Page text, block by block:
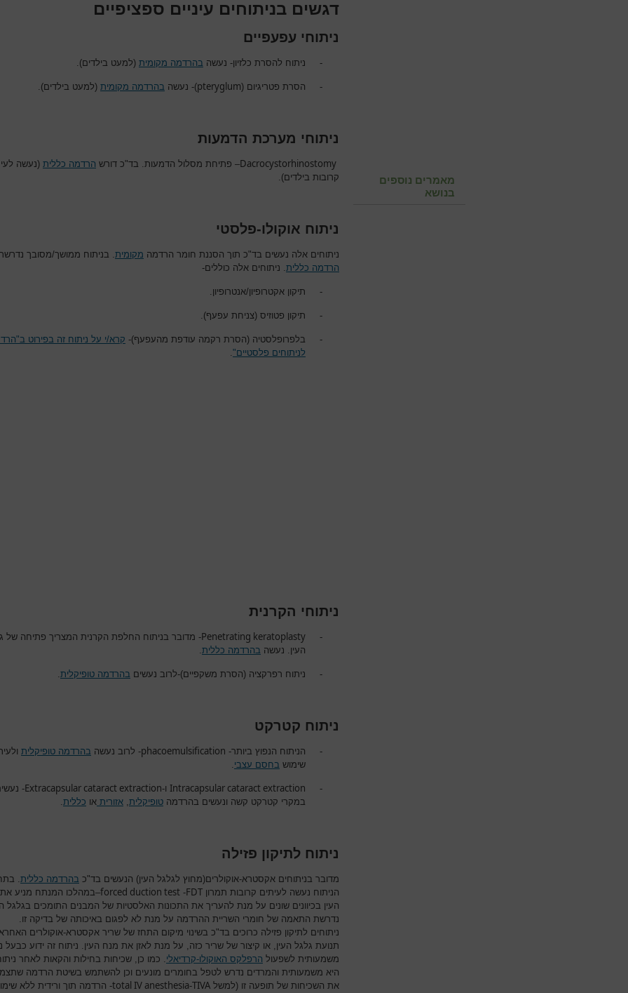
דגשים בניתוחים עיניים ספציפיים
ניתוחי עפעפיים
- ניתוח להסרת כלזיון- נעשה בהרדמה מקומית (למעט בילדים).
- הסרת פטריגיום (pteryglum)- נעשה בהרדמה מקומית (למעט בילדים).
ניתוחי מערכת הדמעות
Dacrocystorhinostomy– פתיחת מסלול הדמעות. בד"כ דורש הרדמה כללית (נעשה
קרובות בילדים).
ניתוח אוקולו-פלסטי
ניתוחים אלה נעשים בד"כ תוך הסננת חומר הרדמה מקומית. בניתוח ממושך/מסובך
הרדמה כללית. ניתוחים אלה כוללים-
- תיקון אקטרופיון/אנטרופיון.
- תיקון פטוזיס (צניחת עפעף).
- בלפרופלסטיה (הסרת רקמה עודפת מהעפעף)- קרא/י על ניתוח זה בפירוט
לניתוחים פלסטיים".
ניתוחי הקרנית
-
Penetrating keratoplasty- מדובר בניתוח החלפת הקרנית המצריך פתיחה של
העין. נעשה בהרדמה כללית.
- ניתוח רפרקציה (הסרת משקפיים)-לרוב נעשים בהרדמה טופיקלית.
ניתוח קטרקט
- הניתוח הנפוץ ביותר- phacoemulsification- לרוב נעשה בהרדמה טופיקלית
שימוש בחסם עצבי.
-
Intracapsular cataract extraction ו-Extracapsular cataract extraction
-
במקרי קטרקט קשה ונעשים בהרדמה טופיקלית, אזורית או כללית.
ניתוח לתיקון פזילה
מדובר בניתוחים אקסטרא-אוקולרים(מחוץ לגלגל העין) הנעשים בד"כ בהרדמה כללית.
הניתוח נעשה לעיתים קרובות תמרון FDT
-
forced duction test–במהלכו המנתח מניע
העין בכיוונים שונים על מנת להעריך את התכונות האלסטיות של המבנים התומכים בגלגל
נדרשת התאמה של חומרי השריית ההרדמה על מנת לא לפגום באיכותה של בדיקה זו.
ניתוחים לתיקון פזילה כרוכים בד"כ בשינוי מיקום התחז של שריר אקסטרא-אוקולרים
תנועת גלגל העין, או קיצור של שריר כזה, על מנת לאזן את מנח העין. ניתוח זה ידוע כבעל
משמעותית לשפעול הרפלקס האוקולו-קרדיאלי. כמו כן, שכיחות בחילות והקאות לאחר
היא משמעותית והמרדים נדרש לטפל בחומרים מונעים וכן להשתמש בשיטת הרדמה
את השכיחות של תופעה זו (למשל TIVA
-
total IV anesthesia- הרדמה תוך ורידית ללא
מאמרים נוספים
בנושא